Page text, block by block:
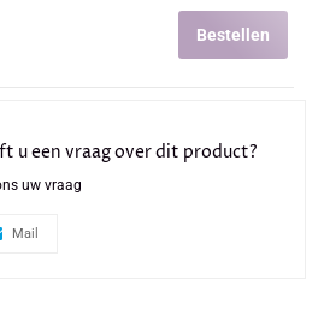
Bestellen
u een vraag over dit product?
uw vraag
Mail